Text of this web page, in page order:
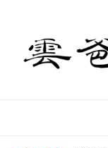
primary
navigation
content
primary
sidebar